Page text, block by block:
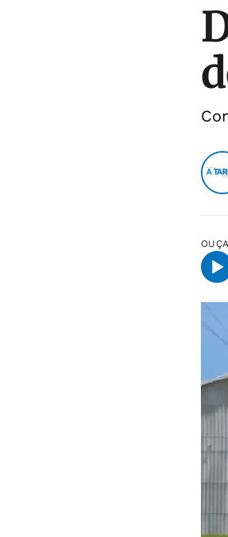
OUÇA